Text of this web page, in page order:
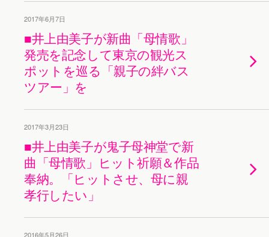
2017年6月7日
■井上由美子が新曲「母情歌」
発売を記念して東京の観光ス
ポットを巡る「親子の絆バス
ツアー」を
2017年3月23日
■井上由美子が鬼子母神堂で新
曲「母情歌」ヒット祈願＆作品
奉納。「ヒットさせ、母に親
孝行したい」
2016年5月26日